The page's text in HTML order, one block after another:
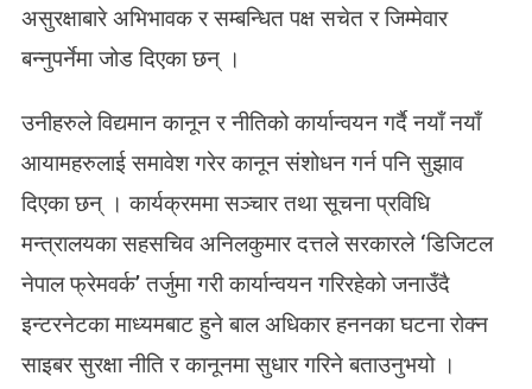
ल
चु
नौ
र्ण
असुरक्षाबारे अभिभावक र सम्बन्धित पक्ष सचेत र जिम्मेवार
बन्नुपर्नेमा जोड दिएका छन् ।
उनीहरुले विद्यमान कानून र नीतिको कार्यान्वयन गर्दै नयाँ नयाँ
आयामहरुलाई समावेश गरेर कानून संशोधन गर्न पनि सुझाव
दिएका छन् । कार्यक्रममा सञ्चार तथा सूचना प्रविधि
मन्त्रालयका सहसचिव अनिलकुमार दत्तले सरकारले ‘डिजिटल
नेपाल फ्रेमवर्क’ तर्जुमा गरी कार्यान्वयन गरिरहेको जनाउँदै
इन्टरनेटका माध्यमबाट हुने बाल अधिकार हननका घटना रोक्न
साइबर सुरक्षा नीति र कानूनमा सुधार गरिने बताउनुभयो ।